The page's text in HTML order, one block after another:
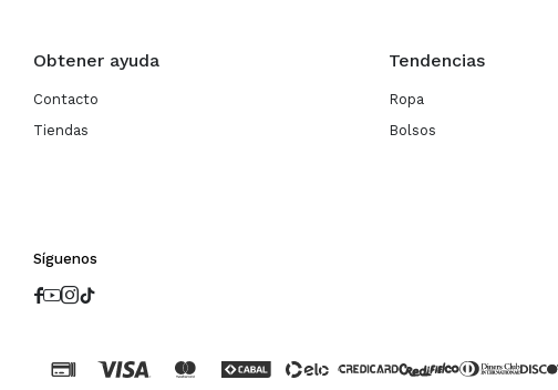
Obtener ayuda
Contacto
Tiendas
Tendencias
Ropa
Bolsos
Síguenos
